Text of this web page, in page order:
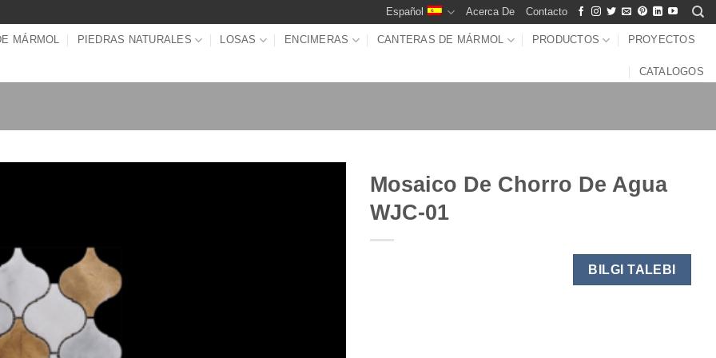
Español Acerca De Contacto
MÁRMOL PIEDRAS NATURALES LOSAS ENCIMERAS CANTERAS DE MÁRMOL PRODUCTOS PROYECTOS
CATALOGOS
Mosaico De Chorro De Agua
WJC-01
BILGI TALEBI